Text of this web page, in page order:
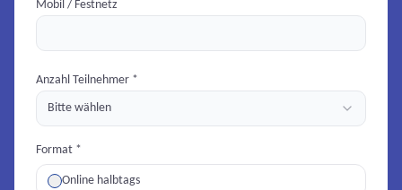
Mobil / Festnetz
Anzahl Teilnehmer *
Bitte wählen
Format *
Online halbtags